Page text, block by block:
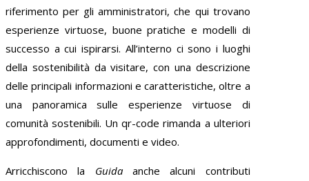
riferimento per gli amministratori, che qui trovano
esperienze virtuose, buone pratiche e modelli di
successo a cui ispirarsi. All’interno ci sono i luoghi
della sostenibilità da visitare, con una descrizione
delle principali informazioni e caratteristiche, oltre a
una panoramica sulle esperienze virtuose di
comunità sostenibili. Un qr-code rimanda a ulteriori
approfondimenti, documenti e video.
Arricchiscono la Guidaanche alcuni contributi